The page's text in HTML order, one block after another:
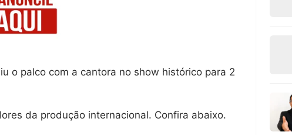
o palco com a cantora no show histórico para 2
da produção internacional. Confira abaixo.